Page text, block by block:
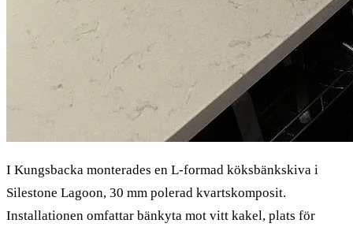
I Kungsbacka monterades en L-formad köksbänkskiva i
Silestone Lagoon, 30 mm polerad kvartskomposit.
Installationen omfattar bänkyta mot vitt kakel, plats för